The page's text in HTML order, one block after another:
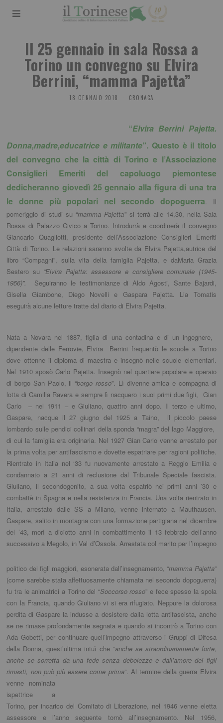
Il 25 gennaio in sala Rossa a
Torino un convegno su Elvira
Berrini, “mamma Pajetta”
18 GENNAIO 2018 CRONACA
“Elvira Berrini Pajetta.
Donna,madre,educatrice e militante”. Questo è il titolo
del convegno che la città di Torino e l’Associazione
Consiglieri Emeriti del capoluogo piemontese
dedicheranno giovedì 25 gennaio alla figura di una tra
le donne più popolari nel secondo dopoguerra. Il
pomeriggio di studi su “mamma Pajetta” si terrà alle 14,30, nella Sala
Rossa di Palazzo Civico a Torino. Introdurrà e coordinerà il convegno
Giancarlo Quagliotti, presidente dell’Associazione Consiglieri Emeriti
Città di Torino. Le relazioni saranno svolte da Elvira Pajetta,autrice del
libro “Compagni”, sulla vita della famiglia Pajetta, e daMaria Grazia
Sestero su “Elvira Pajetta: assessore e consigliere comunale (1945-
1956)”.
Seguiranno le testimonianze di Aldo Agosti, Sante Bajardi,
Gisella Giambone, Diego Novelli e Gaspara Pajetta. Lia Tomatis
eseguirà alcune letture tratte dal diario di Elvira Pajetta.
Nata a Novara nel 1887, figlia di una contadina e di un ingegnere,
dipendente delle Ferrovie, Elvira Berrini frequentò le scuole a Torino
dove ottenne il diploma di maestra e insegnò nelle scuole elementari.
Nel 1910 sposò Carlo Pajetta. Insegnò nel quartiere popolare e operaio
di borgo San Paolo, il “borgo rosso”. Lì divenne amica e compagna di
lotta di Camilla Ravera e sempre lì nacquero i suoi primi due figli, Gian
Carlo – nel 1911 – e Giuliano, quattro anni dopo. Il terzo e ultimo,
Gaspare, nacque il 27 giugno del 1925 a Taino, il piccolo paese
lombardo sulle pendici collinari della sponda “magra” del lago Maggiore,
di cui la famiglia era originaria. Nel 1927 Gian Carlo venne arrestato per
la prima volta per antifascismo e dovette espatriare per ragioni politiche.
Rientrato in Italia nel ‘33 fu nuovamente arrestato a Reggio Emilia e
condannato a 21 anni di reclusione dal Tribunale Speciale fascista.
Giuliano, il secondogenito, a sua volta espatriò nei primi anni ’30 e
combattè in Spagna e nella resistenza in Francia. Una volta rientrato in
Italia, arrestato dalle SS a Milano, venne internato a Mauthausen.
Gaspare, salito in montagna con una formazione partigiana nel dicembre
del ’43, morì a diciotto anni in combattimento il 13 febbraio dell’anno
successivo a Megolo, in Val d’Ossola. Arrestata col marito per l’impegno
politico dei figli maggiori, esonerata dall’insegnamento, “mamma Pajetta”
(come sarebbe stata affettuosamente chiamata nel secondo dopoguerra)
fu tra le animatrici a Torino del “Soccorso rosso” e fece spesso la spola
con la Francia, quando Giuliano vi si era rifugiato. Neppure la dolorosa
perdita di Gaspare la indusse a desistere dalla lotta antifascista, anche
se ne rimase profondamente segnata e quando si incontrò a Torino con
Ada Gobetti, per continuare quell’impegno attraverso i Gruppi di Difesa
della Donna, quest’ultima intuì che “anche se straordinariamente forte,
anche se sorretta da una fede senza debolezze e dall’amore dei figli
rimasti, non può più essere come prima”. Al termine della guerra Elvira
venne nominata
ispettrice a
Torino, per incarico del Comitato di Liberazione, nel 1946 venne eletta
assessore e l’anno seguente tornò all’insegnamento. Nel 1956,